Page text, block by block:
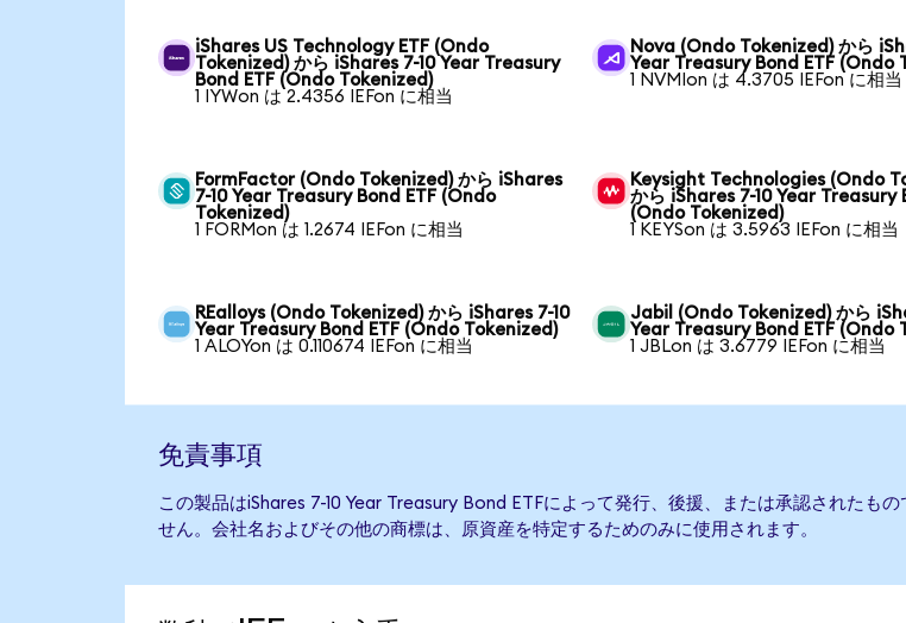
iShares US Technology ETF (Ondo
Tokenized) から iShares 7-10 Year Treasury
Bond ETF (Ondo Tokenized)
1 IYWon は 2.4356 IEFon に相当
Nova (Ondo Tokenized) から
Year Treasury Bond ETF (Ondo
1 NVMIon は 4.3705 IEFon に相当
FormFactor (Ondo Tokenized) から iShares
7-10 Year Treasury Bond ETF (Ondo
Tokenized)
1 FORMon は 1.2674 IEFon に相当
Keysight Technologies (Ondo
から iShares 7-10 Year Treasury
(Ondo Tokenized)
1 KEYSon は 3.5963 IEFon に相当
REalloys (Ondo Tokenized) から iShares 7-10
Year Treasury Bond ETF (Ondo Tokenized)
1 ALOYon は 0.110674 IEFon に相当
Jabil (Ondo Tokenized) から
Year Treasury Bond ETF (Ondo
1 JBLon は 3.6779 IEFon に相当
免責事項
この製品はiShares 7-10 Year Treasury Bond ETFによって発行、後援、または承認されたも
せん。会社名およびその他の商標は、原資産を特定するためのみに使用されます。